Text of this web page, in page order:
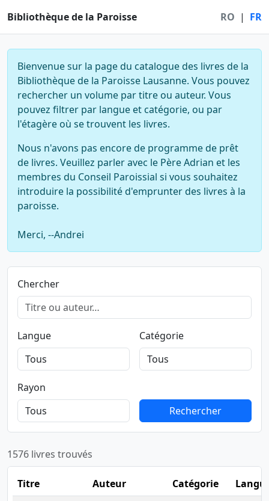
Bibliothèque de la Paroisse RO | FR
Bienvenue sur la page du catalogue des livres de la
Bibliothèque de la Paroisse Lausanne. Vous pouvez
rechercher un volume par titre ou auteur. Vous
pouvez filtrer par langue et catégorie, ou par
l'étagère où se trouvent les livres.
Nous n'avons pas encore de programme de prêt
de livres. Veuillez parler avec le Père Adrian et les
membres du Conseil Paroissial si vous souhaitez
introduire la possibilité d'emprunter des livres à la
paroisse.
Merci, --Andrei
Chercher
Langue Catégorie
Rayon
RechercherRechercher
1576 livres trouvés
Titre Auteur Catégorie